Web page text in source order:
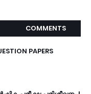
COMMENTS
PAPERS